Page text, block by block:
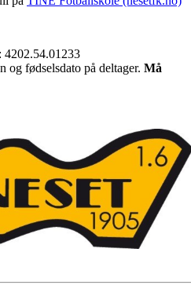
4202.54.01233
og fødselsdato på deltager. Må